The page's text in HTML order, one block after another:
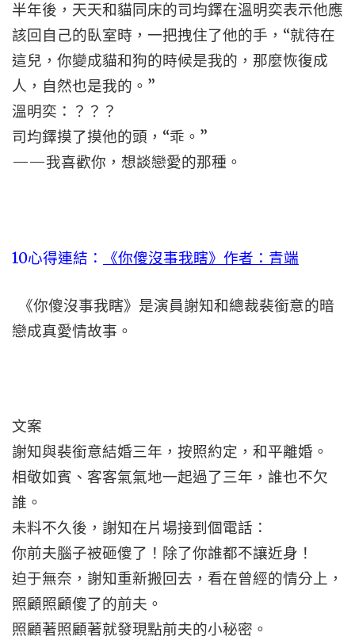
半年後，天天和貓同床的司均鐸在溫明奕表示他應
該回自己的臥室時，一把拽住了他的手，“就待在
這兒，你變成貓和狗的時候是我的，那麼恢復成
人，自然也是我的。”
溫明奕：？？？
司均鐸摸了摸他的頭，“乖。”
——我喜歡你，想談戀愛的那種。
10心得連結： 《你傻沒事我瞎》作者：青端
《你傻沒事我瞎》是演員謝知和總裁裴銜意的暗
戀成真愛情故事。
文案
謝知與裴銜意結婚三年，按照約定，和平離婚。
相敬如賓、客客氣氣地一起過了三年，誰也不欠
誰。
未料不久後，謝知在片場接到個電話：
你前夫腦子被砸傻了！除了你誰都不讓近身！
迫于無奈，謝知重新搬回去，看在曾經的情分上，
照顧照顧傻了的前夫。
照顧著照顧著就發現點前夫的小秘密。